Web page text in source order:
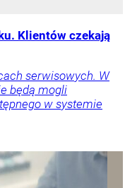
Klientów czekają
serwisowych. W
będą mogli
w systemie